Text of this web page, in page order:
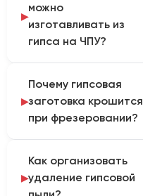
проверки конкретной
модели станка и теста
материала. В
странице гипс отдельно
не указан, поэтому
совместимость нужно
подтверждать по
жесткости станка,
требованиям к
можно
изготавливать из
гипса на ЧПУ?
конфигурации станок
используют для
обработки рельефов,
форм. Допустимая
глубина и детализация
Почему гипсовая
заготовка крошится
при фрезеровании?
неоднородность или
недостаточная
Как организовать
удаление гипсовой